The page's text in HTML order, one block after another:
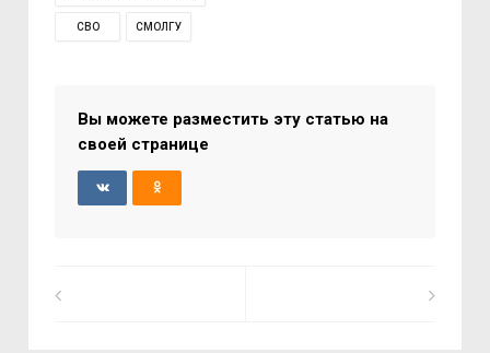
СВО СМОЛГУ
Вы можете разместить эту статью на
своей странице